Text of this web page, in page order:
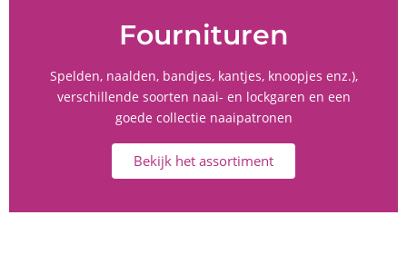
Fournituren
Spelden, naalden, bandjes, kantjes, knoopjes enz.),
verschillende soorten naai- en lockgaren en een
goede collectie naaipatronen
Bekijk het assortiment